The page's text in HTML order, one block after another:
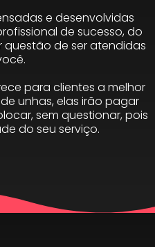
e desenvolvidas
de sucesso, do
questão de ser atendidas
para clientes a melhor
unhas, elas irão pagar
sem questionar, pois
do seu serviço.